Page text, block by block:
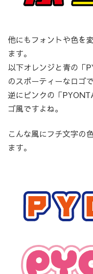
他にもフォントや色を
ます。
以下オレンジと青の「
のスポーティーなロゴで
逆にピンクの「
ゴ風ですよね。
こんな風にフチ文字の
ます。